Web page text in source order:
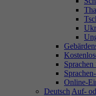
Sprachen
Online-
Deutsch Auf-